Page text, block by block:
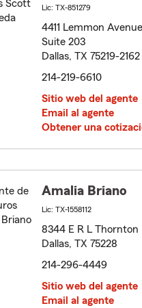
Lic: TX-851279
4411 Lemmon Avenue
Suite 203
Dallas, TX 75219-2162
214-219-6610
Sitio web del agente
Email al agente
Obtener una
Amalia Briano
Lic: TX-1558112
8344 E R L Thornton
Dallas, TX 75228
214-296-4449
Sitio web del agente
Email al agente